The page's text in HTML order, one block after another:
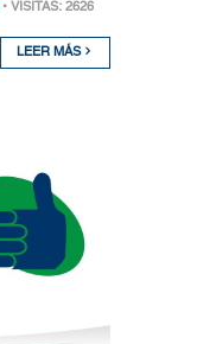
• VISITAS: 2626
LEER MÁS